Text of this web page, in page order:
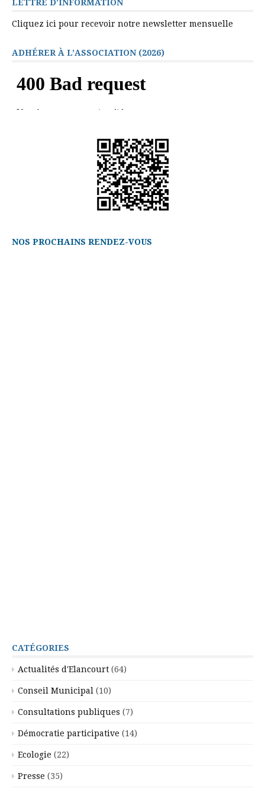
LETTRE D’INFORMATION
Cliquez ici pour recevoir notre newsletter mensuelle
ADHÉRER À L’ASSOCIATION (2026)
NOS PROCHAINS RENDEZ-VOUS
CATÉGORIES
Actualités d'Elancourt (64)
Conseil Municipal (10)
Consultations publiques (7)
Démocratie participative (14)
Ecologie (22)
Presse (35)